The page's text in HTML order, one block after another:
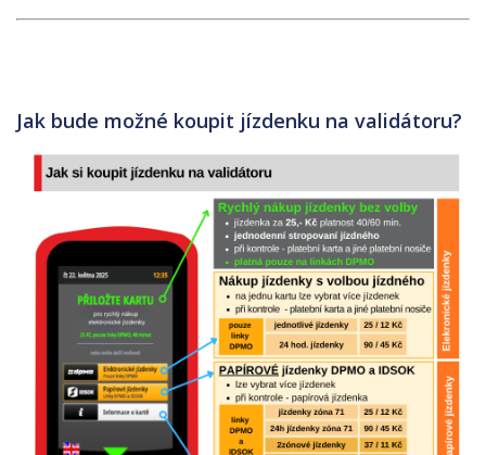
Jak bude možné koupit jízdenku na validátoru?